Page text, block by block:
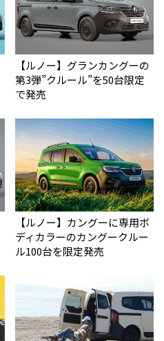
【ルノー】グランカングーの
第3弾”クルール”を50台限定
で発売
【ルノー】カングーに専用ボ
ディカラーのカングークルー
ル100台を限定発売